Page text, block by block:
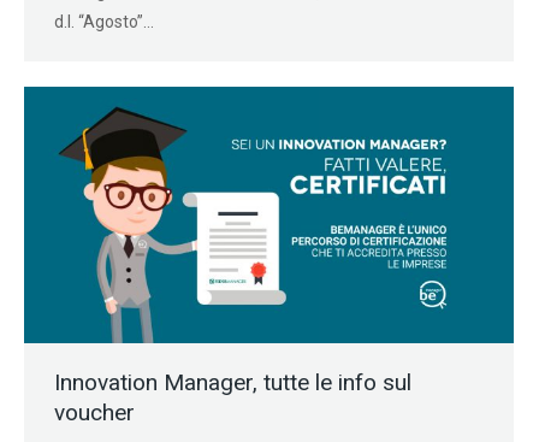
d.l. “Agosto”…
Innovation Manager, tutte le info sul
voucher